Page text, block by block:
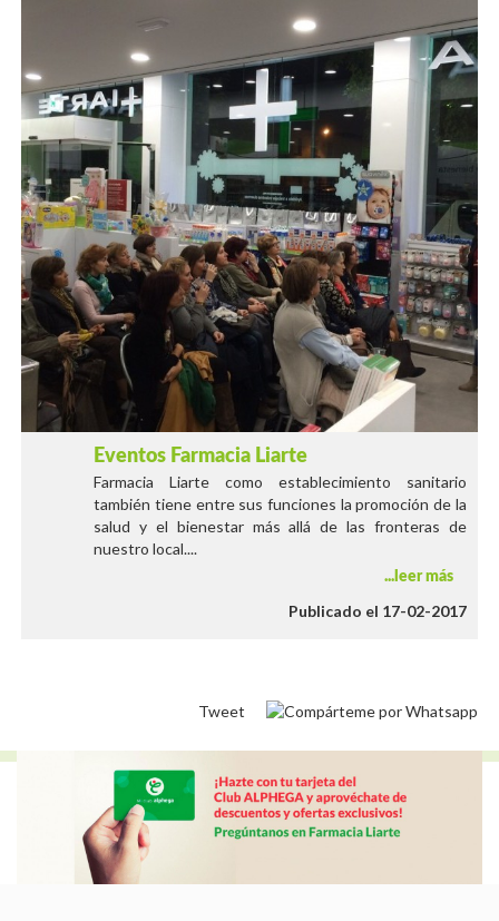
Eventos Farmacia Liarte
Farmacia Liarte como establecimiento sanitario
también tiene entre sus funciones la promoción de la
salud y el bienestar más allá de las fronteras de
nuestro local....
leer más
Publicado el 17-02-2017
Tweet